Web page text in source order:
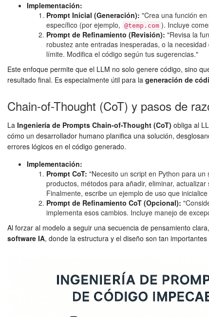
Implementación:
Prompt Inicial (Generación): "Crea una función
específico (por ejemplo, @temp.com ). Incluye
Prompt de Refinamiento (Revisión): "Revisa la
robustez ante entradas inesperadas, o la
límite. Modifica el código según tus sugerencias."
Este enfoque permite que el LLM no solo genere código, sino
resultado final. Es especialmente útil para la generación de
Chain-of-Thought (CoT) y pasos de
La Ingeniería de Prompts Chain-of-Thought (CoT) obliga al
cómo un desarrollador humano planifica una solución,
errores lógicos en el código generado.
Implementación:
Prompt CoT: "Necesito un script en Python para
productos, métodos para añadir, eliminar,
Finalmente, escribe un ejemplo de uso que
Prompt de Refinamiento CoT (Opcional):
implementa esos cambios. Incluye manejo de
Al forzar al modelo a seguir una secuencia de pensamiento
software IA, donde la estructura y el diseño son tan